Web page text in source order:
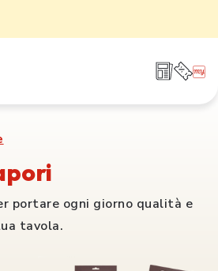
portare ogni giorno qualità e
tavola.